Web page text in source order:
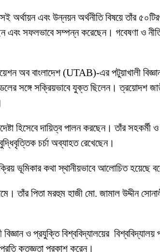
এবং উন্নয়ন অর্থনীতি বিষয়ে তাঁর
এবং সফলভাবে সম্পন্ন করেছেন। গবেষণা ও
অব বাংলাদেশ (UTAB)-এর পটুয়াখালী
সঙ্গে সক্রিয়ভাবে যুক্ত ছিলেন। ত্রয়োদশ
হিসেবে দায়িত্ব পালন করছেন। তাঁর সহকর্মী
চর্চা অব্যাহত রেখেছেন।
ভূমিকার কথা স্থানীয়ভাবে আলোচিত হয়েছে
তাঁর পিতা মরহুম হাজী মো. জামাল উদ্দীন
ও প্রযুক্তি বিশ্ববিদ্যালয়ের বিশ্ববিদ্যালয়
প্রতি কৃতজ্ঞতা প্রকাশ করেন।